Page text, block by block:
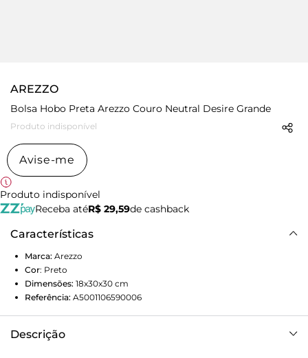
AREZZO
Bolsa Hobo Preta Arezzo Couro Neutral Desire Grande
Produto indisponível
Avise-me
Produto indisponível
Receba atéR$ 29,59de cashback
Características
Marca: Arezzo
Cor: Preto
Dimensões: 18x30x30 cm
Referência: A5001106590006
Descrição